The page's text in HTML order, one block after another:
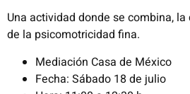
Una actividad donde se combina,
de la psicomotricidad fina.
Mediación Casa de México
Fecha: Sábado 18 de julio